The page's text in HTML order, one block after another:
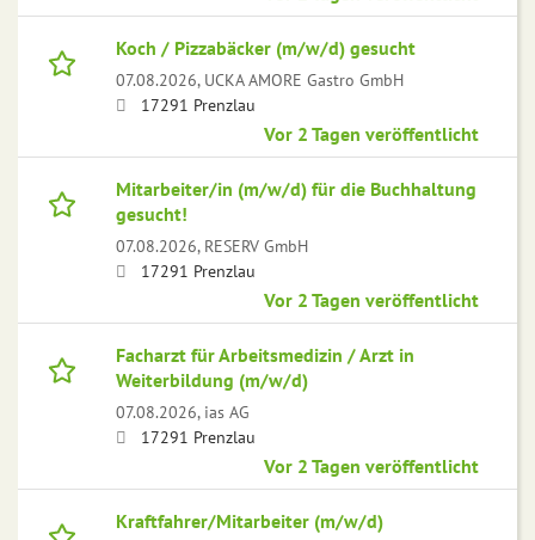
Koch / Pizzabäcker (m/w/d) gesucht
07.08.2026, UCKA AMORE Gastro GmbH
17291 Prenzlau
Vor 2 Tagen veröffentlicht
Mitarbeiter/in (m/w/d) für die Buchhaltung
gesucht!
07.08.2026, RESERV GmbH
17291 Prenzlau
Vor 2 Tagen veröffentlicht
Facharzt für Arbeitsmedizin / Arzt in
Weiterbildung (m/w/d)
07.08.2026, ias AG
17291 Prenzlau
Vor 2 Tagen veröffentlicht
Kraftfahrer/Mitarbeiter (m/w/d)